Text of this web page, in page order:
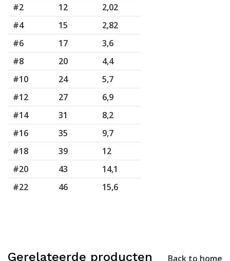
#2
12
2,02
#4
15
2,82
#6
17
3,6
#8
20
4,4
#10
24
5,7
#12
27
6,9
#14
31
8,2
#16
35
9,7
#18
39
12
#20
43
14,1
#22
46 15,6
Gerelateerde producten Back to home